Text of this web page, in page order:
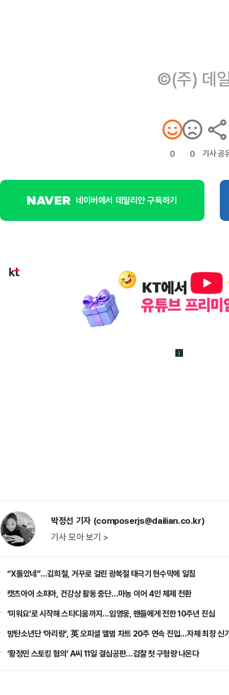
©(주) 데
0 0 기사 공
네이버에서 데일리안 구독하기
박정선 기자 (composerjs@dailian.co.kr)
기사 모아 보기 >
“X돌았네”…김희철, 거꾸로 걸린 광복절 태극기 현수막에 일침
캣츠아이 소피아, 건강상 활동 중단…마농 이어 4인 체제 전환
‘미워요’로 시작해 스타디움까지…임영웅, 팬들에게 전한 10주년 진심
방탄소년단 ‘아리랑’, 英 오피셜 앨범 차트 20주 연속 진입…자체 최장 신
‘황정민 스토킹 혐의’ A씨 11일 결심공판…검찰 첫 구형량 나온다